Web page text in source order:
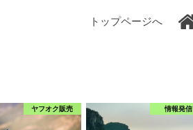
トップページへ
ヤフオク販売 情報発信